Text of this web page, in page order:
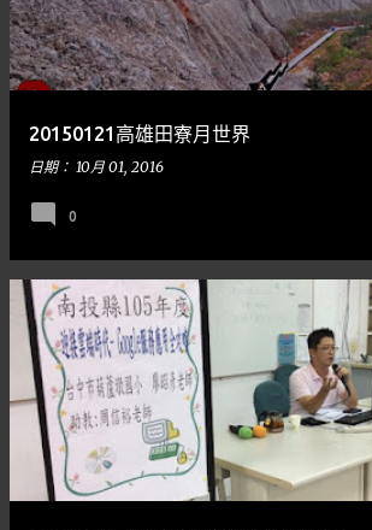
20150121高雄田寮月世界
日期： 10月 01, 2016
0